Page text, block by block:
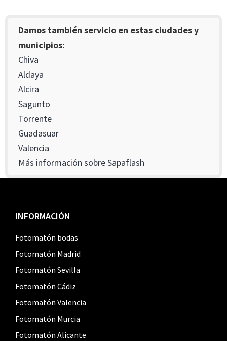
Damos también servicio en estas ciudades y
municipios:
Chiva
Aldaya
Alcira
Sagunto
Torrente
Guadasuar
Valencia
Más información sobre Sapaflash
Footer
INFORMACIÓN
Fotomatón bodas
Fotomatón Madrid
Fotomatón Sevilla
Fotomatón Cádiz
Fotomatón Valencia
Fotomatón Murcia
Fotomatón Alicante